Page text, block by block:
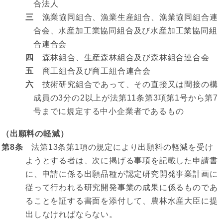
合法人
三
漁業協同組合、漁業生産組合、漁業協同組合連
合会、水産加工業協同組合及び水産加工業協同組
合連合会
四
森林組合、生産森林組合及び森林組合連合会
五 商工組合及び商工組合連合会
六 技術研究組合であって、その直接又は間接の構
成員の3分の2以上が法第11条第3項第1号から第7
号までに規定する中小企業者であるもの
（出願料の軽減）
第8条 法第13条第1項の規定により出願料の軽減を受け
ようとする者は、次に掲げる事項を記載した申請書
に、申請に係る出願品種が認定研究開発事業計画に
従って行われる研究開発事業の成果に係るものであ
ることを証する書面を添付して、農林水産大臣に提
出しなければならない。